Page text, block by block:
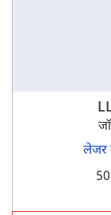
लेजर